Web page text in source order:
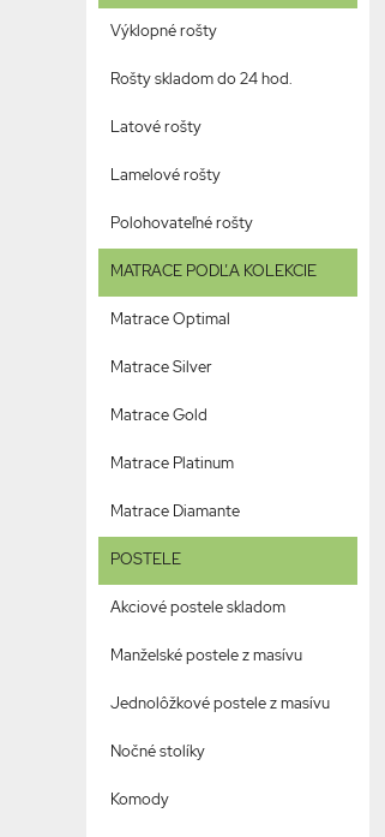
Výklopné rošty
Rošty skladom do 24 hod.
Latové rošty
Lamelové rošty
Polohovateľné rošty
MATRACE PODĽA KOLEKCIE
Matrace Optimal
Matrace Silver
Matrace Gold
Matrace Platinum
Matrace Diamante
POSTELE
Akciové postele skladom
Manželské postele z masívu
Jednolôžkové postele z masívu
Nočné stolíky
Komody